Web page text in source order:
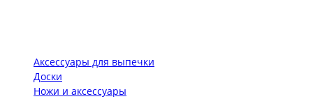
Аксессуары для выпечки
Доски
Ножи и аксессуары